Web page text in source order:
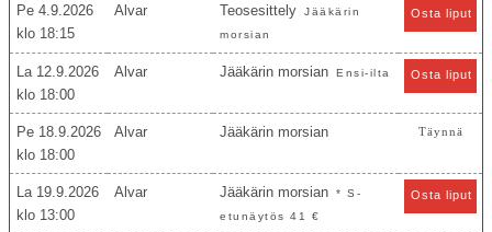
Pe 4.9.2026
18:15
Alvar Teosesittely
Jääkärin
morsian
Osta liput
La 12.9.2026
18:00
Alvar Jääkärin morsian Ensi-ilta Osta liput
Pe 18.9.2026
18:00
Alvar Jääkärin morsian Täynnä
La 19.9.2026
13:00
Alvar Jääkärin morsian
* S-
etunäytös 41 €
Osta liput